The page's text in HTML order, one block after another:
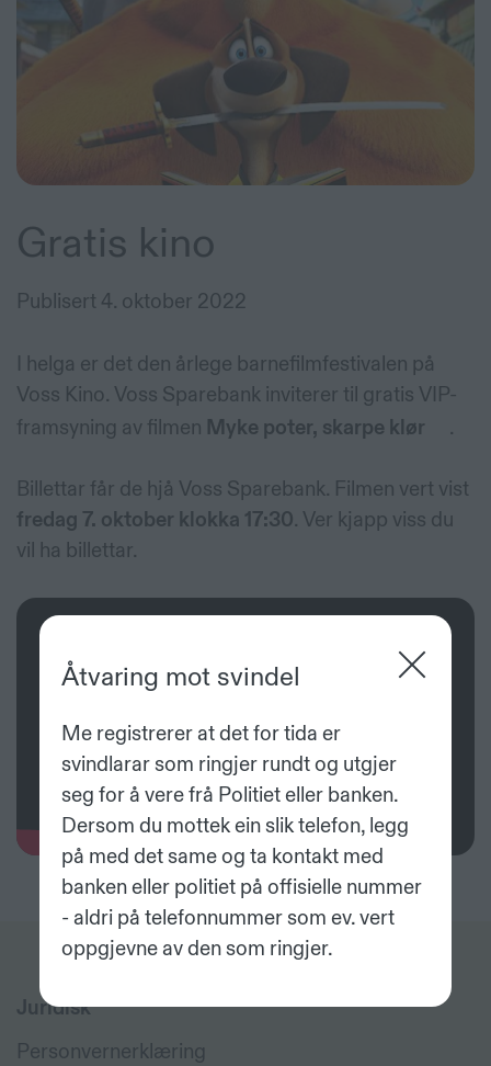
Åtvaring mot svindel
Me registrerer at det for tida er
svindlarar som ringjer rundt og utgjer
seg for å vere frå Politiet eller banken.
Dersom du mottek ein slik telefon, legg
på med det same og ta kontakt med
banken eller politiet på offisielle nummer
- aldri på telefonnummer som ev. vert
oppgjevne av den som ringjer.
Gratis kino
Publisert 4. oktober 2022
I helga er det den årlege barnefilmfestivalen på
Voss Kino. Voss Sparebank inviterer til gratis VIP-
framsyning av filmen Myke poter, skarpe klør .
Billettar får de hjå Voss Sparebank. Filmen vert vist
fredag 7. oktober klokka 17:30. Ver kjapp viss du
vil ha billettar.
Juridisk
Personvernerklæring